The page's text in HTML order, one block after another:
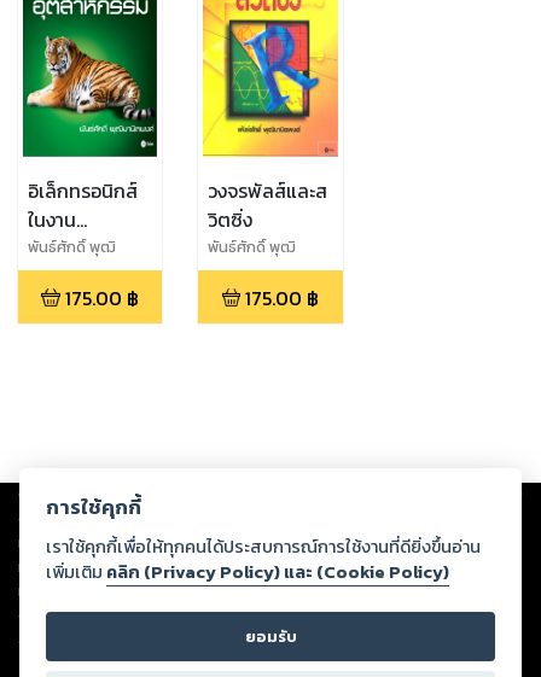
อิเล็กทรอนิกส์
ในงาน
อุตสาหกรรม
พันธ์ศักดิ์ พุฒิ
มานิตพงศ์
175.00 ฿
วงจรพัลส์และส
วิตซิ่ง
พันธ์ศักดิ์ พุฒิ
มานิตพงศ์
175.00 ฿
Copyright © 2026
ต่อผลงานหรือเนื้อหาใดที่อัปโหลดผ่านเว็บไซต์และปรากฏว่าละเมิดสิทธิใน
ทรัพย์สินทางปัญญาของบุคคลอื่นหรือขัดต่อกฎหมายและศีลธรรม ดังนั้น ผู้อ่าน
ทุกท่านโปรดใช้วิจารณญาณในการกลั่นกรองด้วยตนเอง และหากท่านพบว่าส่วน
หนึ่งส่วนใดขัดต่อกฎหมายและศีลธรรม กรุณาแจ้งมายังบริษัท เพื่อทีมงานจะได้
ดำเนินการในทันที ทั้งนี้ ทางสตอรี่ล็อกขอสงวนลิขสิทธิ์ตามพระราชบัญญัติ
ลิขสิทธิ์ พ.ศ. 2537 (ฉบับล่าสุด)
การใช้คุกกี้
เราใช้คุกกี้เพื่อให้ทุกคนได้ประสบการณ์การใช้งานที่ดียิ่งขึ้นอ่าน
เพิ่มเติม คลิก (Privacy Policy) และ (Cookie Policy)
ยอมรับ